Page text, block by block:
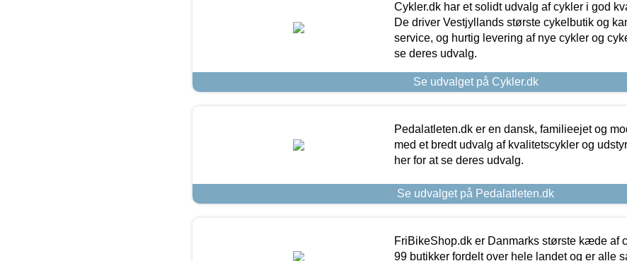
Cykler.dk har et solidt udvalg af cykler i god
De driver Vestjyllands største cykelbutik og
service, og hurtig levering af nye cykler og
se deres udvalg.
Se udvalget på Cykler.dk
Pedalatleten.dk er en dansk, familieejet og
med et bredt udvalg af kvalitetscykler og
her for at se deres udvalg.
Se udvalget på Pedalatleten.dk
FriBikeShop.dk er Danmarks største kæde af
99 butikker fordelt over hele landet og er alle